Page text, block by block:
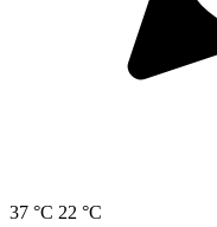
37 °C 22 °C